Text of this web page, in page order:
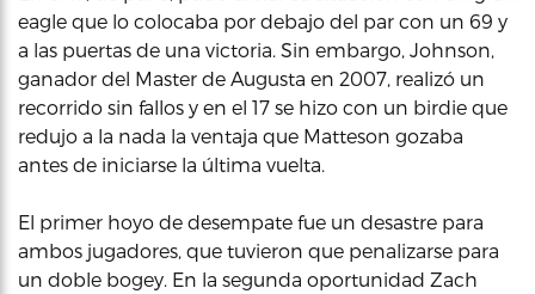
eagle que lo colocaba por debajo del par con un 69 y
a las puertas de una victoria. Sin embargo, Johnson,
ganador del Master de Augusta en 2007, realizó un
recorrido sin fallos y en el 17 se hizo con un birdie que
redujo a la nada la ventaja que Matteson gozaba
antes de iniciarse la última vuelta.
El primer hoyo de desempate fue un desastre para
ambos jugadores, que tuvieron que penalizarse para
un doble bogey. En la segunda oportunidad Zach